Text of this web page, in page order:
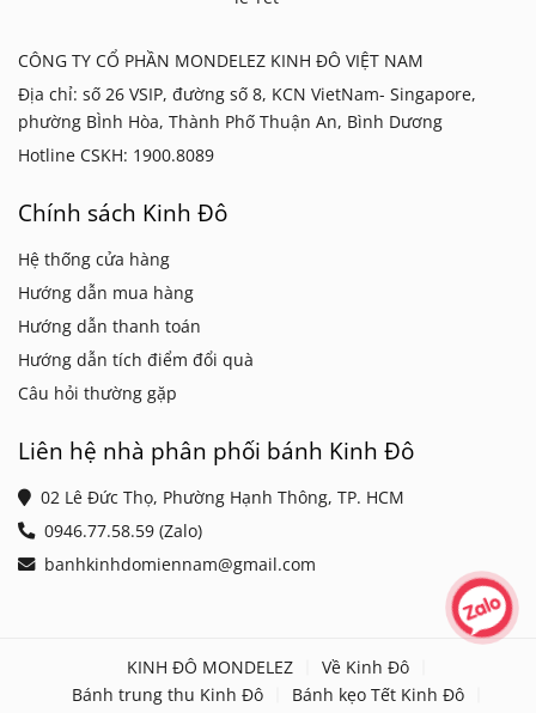
CÔNG TY CỔ PHẦN MONDELEZ KINH ĐÔ VIỆT NAM
Địa chỉ: số 26 VSIP, đường số 8, KCN VietNam- Singapore,
phường BÌnh Hòa, Thành Phố Thuận An, Bình Dương
Hotline CSKH: 1900.8089
Chính sách Kinh Đô
Hệ thống cửa hàng
Hướng dẫn mua hàng
Hướng dẫn thanh toán
Hướng dẫn tích điểm đổi quà
Câu hỏi thường gặp
Liên hệ nhà phân phối bánh Kinh Đô
02 Lê Đức Thọ, Phường Hạnh Thông, TP. HCM
0946.77.58.59 (Zalo)
banhkinhdomiennam@gmail.com
KINH ĐÔ MONDELEZ
Về Kinh Đô
Bánh trung thu Kinh Đô
Bánh kẹo Tết Kinh Đô